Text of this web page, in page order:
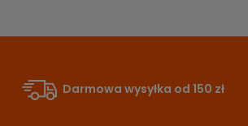
Darmowa wysyłka od 150 zł